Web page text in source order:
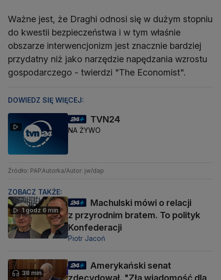
Ważne jest, że Draghi odnosi się w dużym stopniu
do kwestii bezpieczeństwa i w tym właśnie
obszarze interwencjonizm jest znacznie bardziej
przydatny niż jako narzędzie napędzania wzrostu
gospodarczego - twierdzi "The Economist".
DOWIEDZ SIĘ WIĘCEJ:
TVN24
NA ŻYWO
Źródło: PAPAutorka/Autor: jw/dap
ZOBACZ TAKŻE:
1 godz 6 min
Machulski mówi o relacji
z przyrodnim bratem. To polityk
Konfederacji
Piotr Jacoń
38 min
Amerykański senat